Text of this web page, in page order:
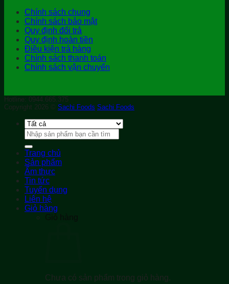
Chính sách chung
Chính sách bảo mật
Quy định đổi trả
Quy định hoàn tiền
Điều kiện trả hàng
Chính sách thanh toán
Chính sách vận chuyển
Hotline: 0944.665.375
Copyright 2026 © Sachi Foods Sachi Foods
Tìm
kiếm:
Trang chủ
Sản phẩm
Ẩm thực
Tin tức
Tuyển dụng
Liên hệ
Giỏ hàng
Giỏ hàng
Chưa có sản phẩm trong giỏ hàng.